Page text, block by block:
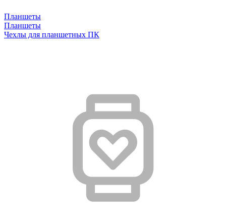
Планшеты
Планшеты
Чехлы для планшетных ПК